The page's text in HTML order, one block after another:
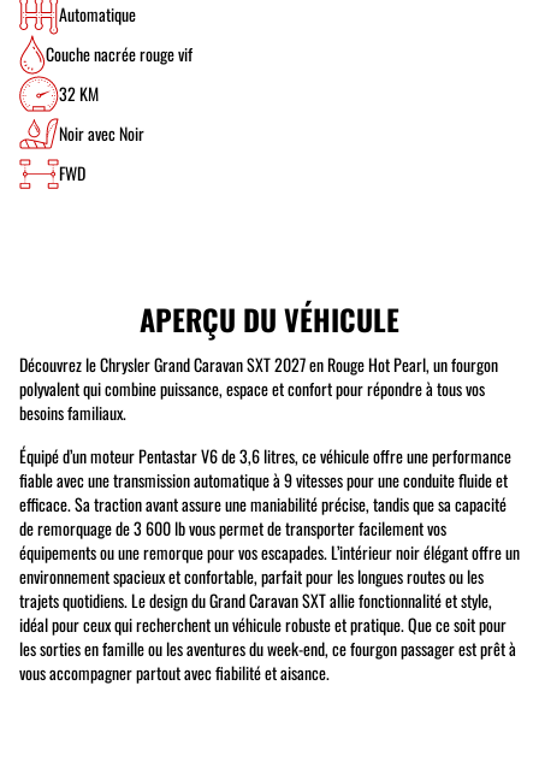
Automatique
Couche nacrée rouge vif
32 KM
Noir avec Noir
FWD
APERÇU DU VÉHICULE
Découvrez le Chrysler Grand Caravan SXT 2027 en Rouge Hot Pearl, un fourgon
polyvalent qui combine puissance, espace et confort pour répondre à tous vos
besoins familiaux.
Équipé d’un moteur Pentastar V6 de 3,6 litres, ce véhicule offre une performance
fiable avec une transmission automatique à 9 vitesses pour une conduite fluide et
efficace. Sa traction avant assure une maniabilité précise, tandis que sa capacité
de remorquage de 3 600 lb vous permet de transporter facilement vos
équipements ou une remorque pour vos escapades. L’intérieur noir élégant offre un
environnement spacieux et confortable, parfait pour les longues routes ou les
trajets quotidiens. Le design du Grand Caravan SXT allie fonctionnalité et style,
idéal pour ceux qui recherchent un véhicule robuste et pratique. Que ce soit pour
les sorties en famille ou les aventures du week-end, ce fourgon passager est prêt à
vous accompagner partout avec fiabilité et aisance.